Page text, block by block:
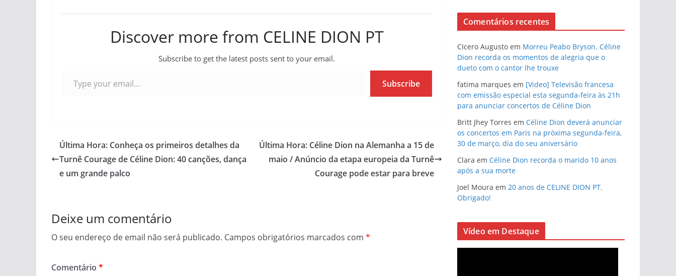
Discover more from CELINE DION PT
Subscribe to get the latest posts sent to your email.
Subscribe
Última Hora: Conheça os primeiros detalhes da
Turnê Courage de Céline Dion: 40 canções, dança
e um grande palco
Última Hora: Céline Dion na Alemanha a 15 de
maio / Anúncio da etapa europeia da Turnê
Courage pode estar para breve
Deixe um comentário
O seu endereço de email não será publicado. Campos obrigatórios marcados com *
Comentário *
Comentários recentes
CIcero Augusto em Morreu Peabo Bryson. Céline
Dion recorda os momentos de alegria que o
dueto com o cantor lhe trouxe
fatima marques em [Video] Televisão francesa
com emissão especial esta segunda-feira às 21h
para anunciar concertos de Céline Dion
Britt Jhey Torres em Céline Dion deverá anunciar
os concertos em Paris na próxima segunda-feira,
30 de março, dia do seu aniversário
Clara em Céline Dion recorda o marido 10 anos
após a sua morte
Joel Moura em 20 anos de CELINE DION PT.
Obrigado!
Vídeo em Destaque